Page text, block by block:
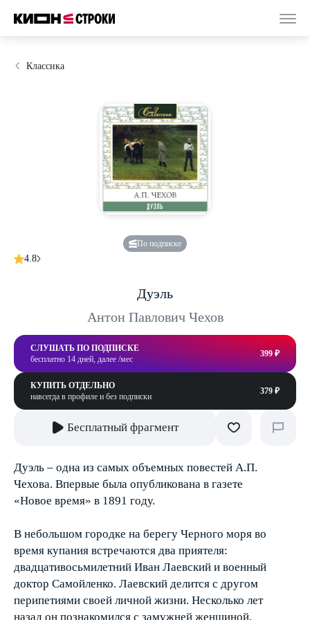
Классика
По подписке
4.8
Дуэль
Антон Павлович Чехов
СЛУШАТЬ ПО ПОДПИСКЕ
бесплатно 14 дней, далее /мес
399 ₽
КУПИТЬ ОТДЕЛЬНО
навсегда в профиле и без подписки
379 ₽
Бесплатный фрагмент
Дуэль – одна из самых объемных повестей А.П.
Чехова. Впервые была опубликована в газете
«Новое время» в 1891 году.
В небольшом городке на берегу Черного моря во
время купания встречаются два приятеля:
двадцативосьмилетний Иван Лаевский и военный
доктор Самойленко. Лаевский делится с другом
перипетиями своей личной жизни. Несколько лет
назад он познакомился с замужней женщиной,